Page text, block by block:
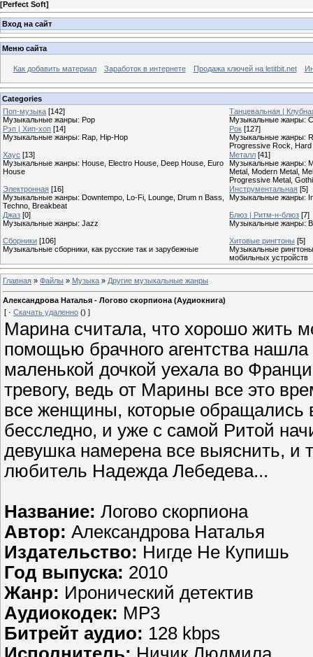
[Perfect Soft]
Вход на сайт
Меню сайта
Как добавить материал Заработок в интернете Продажа ключей на letitbit.net
Categories
Поп-музыка [142]
Музыкальные жанры: Pop
Танцевальная |
Музыкальные жанры:
Рэп | Хип-хоп [14]
Музыкальные жанры: Rap, Hip-Hop
Рок [127]
Музыкальные жанры:
Progressive Rock,
Хаус [13]
Музыкальные жанры: House, Electro House, Deep House, Euro
House
Металл [41]
Музыкальные жанры:
Metal, Modern Metal,
Progressive Metal,
Электронная [16]
Музыкальные жанры: Downtempo, Lo-Fi, Lounge, Drum n Bass,
Techno, Breakbeat
Инструментальная [5]
Музыкальные жанры:
Джаз [0]
Музыкальные жанры: Jazz
Блюз | Ритм-н-блюз [7]
Музыкальные жанры:
Сборники [106]
Музыкальные сборники, как русские так и зарубежные
Хитовые рингтоны [5]
Музыкальные
мобильных устройств
Главная » Файлы » Музыка » Другие музыкальные жанры
Александрова Наталья - Логово скорпиона (Аудиокнига)
[ · Скачать удаленно () ]
Марина считала, что хорошо жить
помощью брачного агентства
маленькой дочкой уехала во
тревогу, ведь от Марины все это
все женщины, которые обращались
бесследно, и уже с самой Ритой
девушка намерена все выяснить, и
любитель Надежда Лебедева...
Название: Логово скорпиона
Автор: Александрова Наталья
Издательство: Нигде Не Купишь
Год выпуска: 2010
Жанр: Иронический детектив
Аудиокодек: MP3
Битрейт аудио: 128 kbps